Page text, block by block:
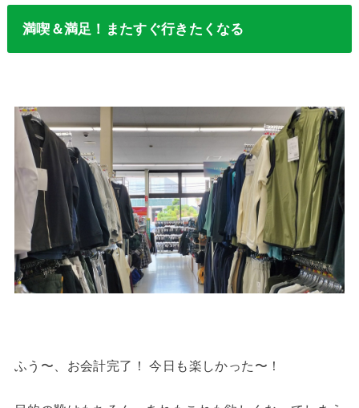
満喫＆満足！またすぐ行きたくなる
ふう〜、お会計完了！ 今日も楽しかった〜！